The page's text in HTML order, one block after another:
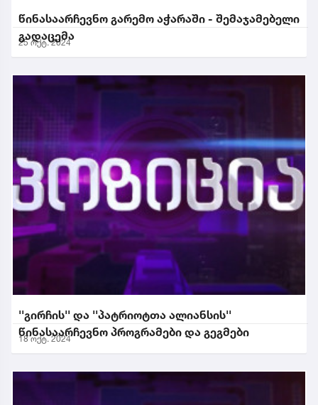
წინასაარჩევნო გარემო აჭარაში - შემაჯამებელი
გადაცემა
25 ოქტ. 2024
''გირჩის'' და ''პატრიოტთა ალიანსის''
წინასაარჩევნო პროგრამები და გეგმები
18 ოქტ. 2024